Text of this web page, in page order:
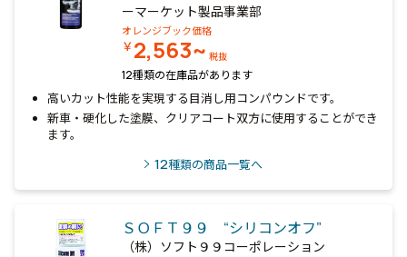
ーマーケット製品事業部
オレンジブック価格
￥2,563~ 税抜
12種類の在庫品があります
高いカット性能を実現する目消し用コンパウンドです。
新車・硬化した塗膜、クリアコート双方に使用することができ
ます。
12種類の商品一覧へ
ＳＯＦＴ９９ “シリコンオフ”
（株）ソフト９９コーポレーション